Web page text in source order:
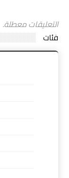
التعليقات معطلة.
فئات